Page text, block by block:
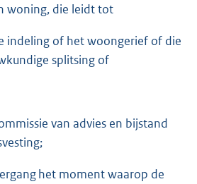
woning, die leidt tot
indeling of het woongerief of die
splitsing of
van advies en bijstand
het moment waarop de